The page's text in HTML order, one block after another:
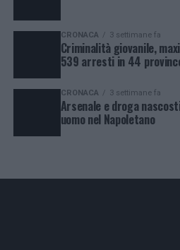
CRONACA 3 settimane fa
Criminalità giovanile,
539 arresti in 44
CRONACA 3 settimane fa
Arsenale e droga
uomo nel Napoletano